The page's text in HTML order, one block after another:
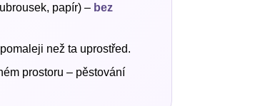
papír) – bez
než ta uprostřed.
prostoru – pěstování